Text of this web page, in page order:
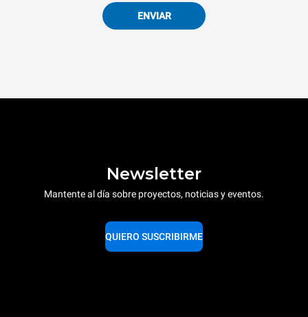
ENVIAR
Newsletter
Mantente al día sobre proyectos, noticias y eventos.
QUIERO SUSCRIBIRME